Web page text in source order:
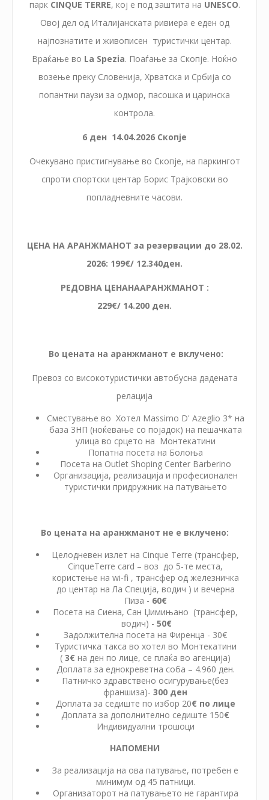
парк CINQUE TERRE, кој е под заштита на UNESCO.
Овој дел од Италијанската ривиера е еден од
најпознатите и живописен туристички центар.
Враќање во La Spezia. Поаѓање за Скопје. Ноќно
возење преку Словенија, Хрватска и Србија со
попантни паузи за одмор, пасошка и царинска
контрола.
6 ден 14.04.2026 Скопје
Очекувано пристигнување во Скопје, на паркингот
спроти спортски центар Борис Трајковски во
попладневните часови.
ЦЕНА НА АРАНЖМАНОТ за резервации до 28.02.
2026: 199€/ 12.340ден.
РЕДОВНА ЦЕНАНААРАНЖМАНОТ :
229€/ 14.200 ден.
Во цената на аранжманот е вклучено:
Превоз со високотуристички автобусна дадената
релација
Сместување во Хотел Massimo D' Azeglio 3* на
база 3НП (ноќевање со појадок) на пешачката
улица во срцето на Монтекатини
Попатна посета на Болоња
Посета на Outlet Shoping Center Barberino
Организација, реализација и професионален
туристички придружник на патувањето
Во цената на аранжманот не е вклучено:
Целодневен излет на Cinque Terre (трансфер,
CinqueTerre card – воз до 5-те места,
користење на wi-fi , трансфер од железничка
до центар на Ла Специја, водич ) и вечерна
Пиза - 60€
Посета на Сиена, Сан Џимињано (трансфер,
водич) - 50€
Задолжителна посета на Фиренца - 30€
Туристичка такса во хотел во Монтекатини
( 3€ на ден по лице, се плаќа во агенција)
Доплата за еднокреветна соба – 4.960 ден.
Патничко здравствено осигурување(без
франшиза)- 300 ден
Доплата за седиште по избор 20€ по лице
Доплата за дополнително седиште 150€
Индивидуални трошоци
НАПОМЕНИ
За реализација на ова патување, потребен е
минимум од 45 патници.
Организаторот на патувањето не гарантира